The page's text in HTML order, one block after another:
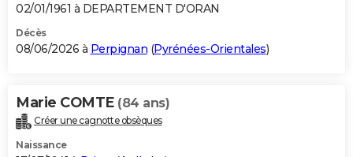
02/01/1961 à DEPARTEMENT D'ORAN
Décès
08/06/2026 à Perpignan (Pyrénées-Orientales)
Marie COMTE (84 ans)
Créer une cagnotte obsèques
Naissance